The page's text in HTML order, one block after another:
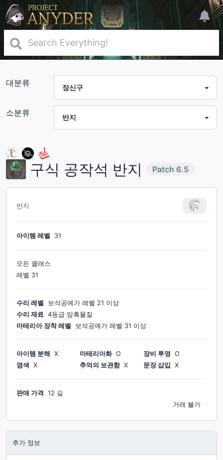
대분류
소분류
구식 공작석 반지 Patch 6.5
반지
아이템 레벨 31
모든 클래스
레벨 31
수리 레벨 보석공예가 레벨 21 이상
수리 재료 4등급 암흑물질
마테리아 장착 레벨
보석공예가 레벨 31 이상
아이템 분해 X 마테리아화 O 장비 투영 O
염색
X 추억의 보관함 X 문장 삽입 X
판매 가격
12 길
거래 불가
추가 정보